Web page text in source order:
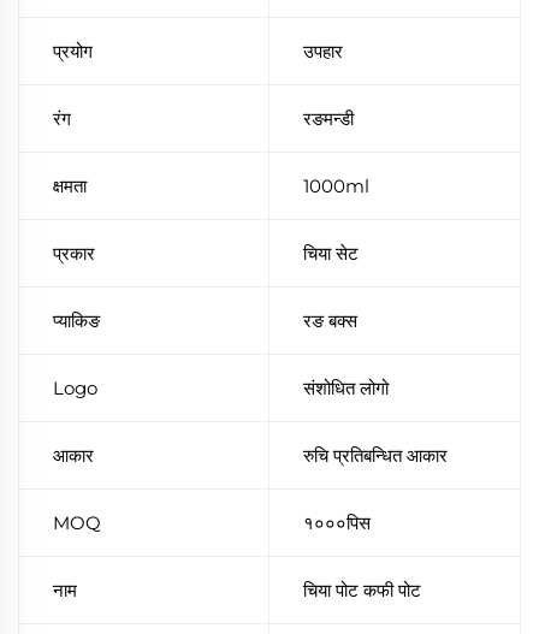
प्रयोग उपहार
रंग रङमन्डी
क्षमता 1000ml
प्रकार चिया सेट
प्याकिङ रङ बक्स
Logo संशोधित लोगो
आकार रुचि प्रतिबन्धित आकार
MOQ १०००पिस
नाम चिया पोट कफी पोट